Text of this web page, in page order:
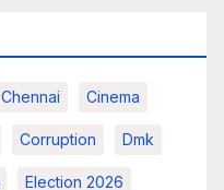
Chennai Cinema
Corruption Dmk
Election 2026